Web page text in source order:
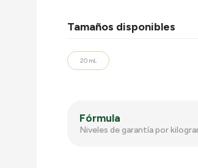
Tamaños disponibles
20 mL
Fórmula
Niveles de garantía por